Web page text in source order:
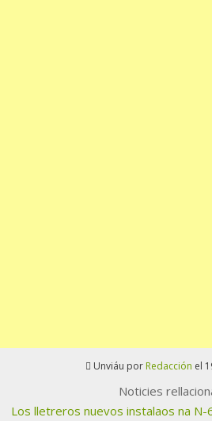
Unviáu por Redacción el
Noticies
Los lletreros nuevos instalaos na N-